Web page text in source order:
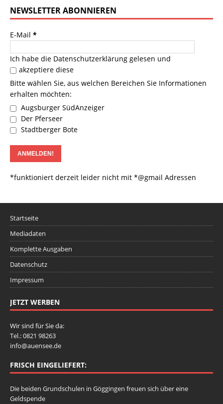
NEWSLETTER ABONNIEREN
E-Mail *
Ich habe die Datenschutzerklärung gelesen und
akzeptiere diese
Bitte wählen Sie, aus welchen Bereichen Sie Informationen
erhalten möchten:
Augsburger SüdAnzeiger
Der Pferseer
Stadtberger Bote
*funktioniert derzeit leider nicht mit *@gmail Adressen
Startseite
Mediadaten
Komplette Ausgaben
Datenschutz
Impressum
JETZT WERBEN
Wir sind für Sie da:
Tel.: 0821 98263
info@auensee.de
FRISCH EINGELIEFERT:
Die beiden Grundschulen in Göggingen freuen sich über eine
Geldspende